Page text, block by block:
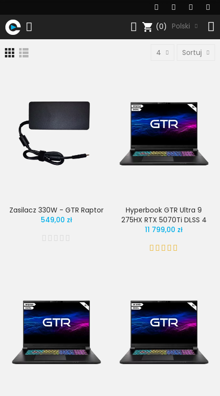
shopping_cart (0) Polski
4 Sortuj
Zasilacz 330W - GTR Raptor
549,00 zł
Hyperbook GTR Ultra 9
275HX RTX 5070Ti DLSS 4
11 799,00 zł